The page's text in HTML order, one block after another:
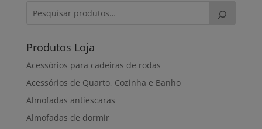
Produtos Loja
Acessórios para cadeiras de rodas
Acessórios de Quarto, Cozinha e Banho
Almofadas antiescaras
Almofadas de dormir